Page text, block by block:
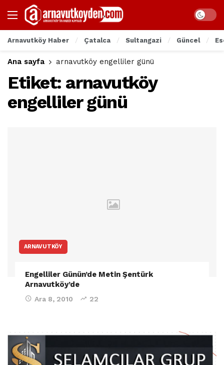
Arnavutköy Haber Çatalca Sultangazi Güncel
Ana sayfa arnavutköy engelliler günü
Etiket: arnavutköy
engelliler günü
ARNAVUTKÖY
Engelliler Günün’de Metin Şentürk
Arnavutköy’de
Ara 8, 2010 22